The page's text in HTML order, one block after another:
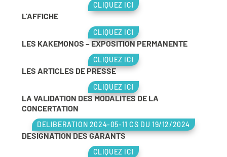
CLIQUEZ ICI
L’AFFICHE
CLIQUEZ ICI
LES KAKEMONOS – EXPOSITION PERMANENTE
CLIQUEZ ICI
LES ARTICLES DE PRESSE
CLIQUEZ ICI
LA VALIDATION DES MODALITES DE LA
CONCERTATION
DELIBERATION 2024-05-11 CS DU 19/12/2024
DESIGNATION DES GARANTS
CLIQUEZ ICI